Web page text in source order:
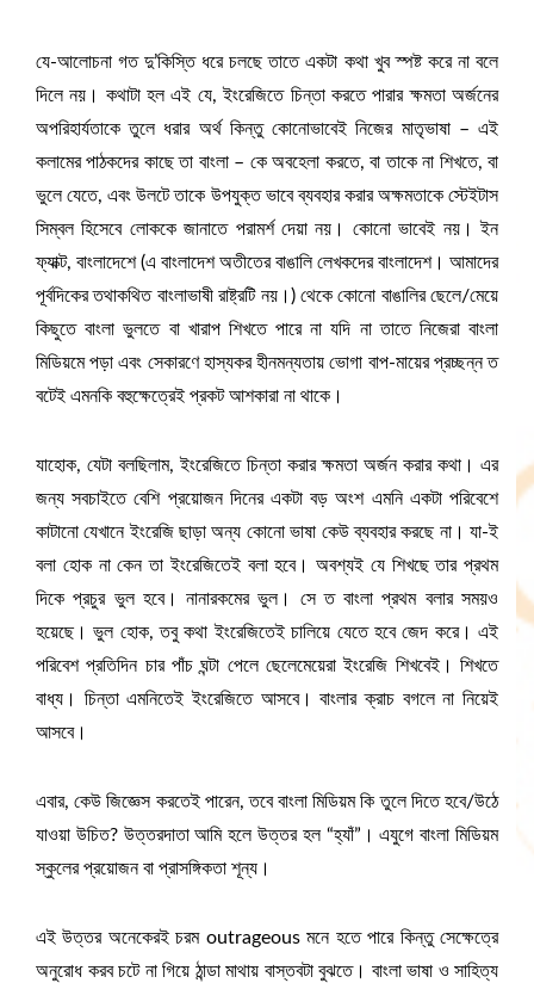
যে-আলোচনা গত দু’কিস্তি ধরে চলছে তাতে একটা কথা খুব স্পষ্ট করে না বলে
দিলে নয়। কথাটা হল এই যে, ইংরেজিতে চিন্তা করতে পারার ক্ষমতা অর্জনের
অপরিহার্যতাকে তুলে ধরার অর্থ কিন্তু কোনোভাবেই নিজের মাতৃভাষা – এই
কলামের পাঠকদের কাছে তা বাংলা – কে অবহেলা করতে, বা তাকে না শিখতে, বা
ভুলে যেতে, এবং উলটে তাকে উপযুক্ত ভাবে ব্যবহার করার অক্ষমতাকে স্টেইটাস
সিম্বল হিসেবে লোককে জানাতে পরামর্শ দেয়া নয়। কোনো ভাবেই নয়। ইন
ফ্যাক্ট, বাংলাদেশে (এ বাংলাদেশ অতীতের বাঙালি লেখকদের বাংলাদেশ। আমাদের
পূর্বদিকের তথাকথিত বাংলাভাষী রাষ্ট্রটি নয়।) থেকে কোনো বাঙালির ছেলে/মেয়ে
কিছুতে বাংলা ভুলতে বা খারাপ শিখতে পারে না যদি না তাতে নিজেরা বাংলা
মিডিয়মে পড়া এবং সেকারণে হাস্যকর হীনমন্যতায় ভোগা বাপ-মায়ের প্রচ্ছন্ন ত
বটেই এমনকি বহুক্ষেত্রেই প্রকট আশকারা না থাকে।
যাহোক, যেটা বলছিলাম, ইংরেজিতে চিন্তা করার ক্ষমতা অর্জন করার কথা। এর
জন্য সবচাইতে বেশি প্রয়োজন দিনের একটা বড় অংশ এমনি একটা পরিবেশে
কাটানো যেখানে ইংরেজি ছাড়া অন্য কোনো ভাষা কেউ ব্যবহার করছে না। যা-ই
বলা হোক না কেন তা ইংরেজিতেই বলা হবে। অবশ্যই যে শিখছে তার প্রথম
দিকে প্রচুর ভুল হবে। নানারকমের ভুল। সে ত বাংলা প্রথম বলার সময়ও
হয়েছে। ভুল হোক, তবু কথা ইংরেজিতেই চালিয়ে যেতে হবে জেদ করে। এই
পরিবেশ প্রতিদিন চার পাঁচ ঘন্টা পেলে ছেলেমেয়েরা ইংরেজি শিখবেই। শিখতে
বাধ্য। চিন্তা এমনিতেই ইংরেজিতে আসবে। বাংলার ক্রাচ বগলে না নিয়েই
আসবে।
এবার, কেউ জিজ্ঞেস করতেই পারেন, তবে বাংলা মিডিয়ম কি তুলে দিতে হবে/উঠে
যাওয়া উচিত? উত্তরদাতা আমি হলে উত্তর হল “হ্যাঁ”। এযুগে বাংলা মিডিয়ম
স্কুলের প্রয়োজন বা প্রাসঙ্গিকতা শূন্য।
এই উত্তর অনেকেরই চরম outrageous মনে হতে পারে কিন্তু সেক্ষেত্রে
অনুরোধ করব চটে না গিয়ে ঠান্ডা মাথায় বাস্তবটা বুঝতে। বাংলা ভাষা ও সাহিত্য